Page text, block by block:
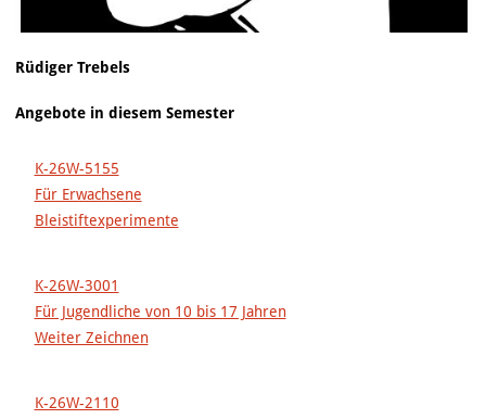
Rüdiger Trebels
Angebote in diesem Semester
K-26W-5155
Für Erwachsene
Bleistiftexperimente
K-26W-3001
Für Jugendliche von 10 bis 17 Jahren
Weiter Zeichnen
K-26W-2110